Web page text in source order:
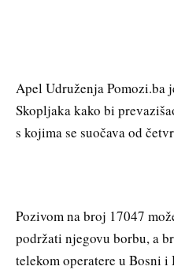
Apel Udruženja Pomozi.ba
Skopljaka kako bi
s kojima se suočava od
Pozivom na broj 17047
podržati njegovu borbu, a
telekom operatere u Bosni i